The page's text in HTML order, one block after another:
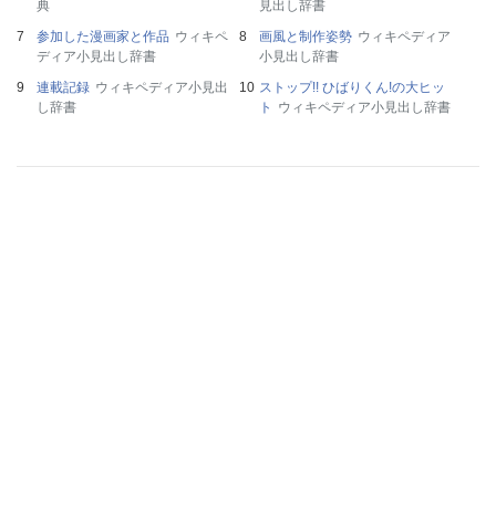
典
見出し辞書
参加した漫画家と作品 ウィキペ
ディア小見出し辞書
画風と制作姿勢 ウィキペディア
小見出し辞書
連載記録 ウィキペディア小見出
し辞書
ストップ!! ひばりくん!の大ヒッ
ト
ウィキペディア小見出し辞書